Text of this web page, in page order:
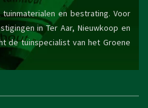
tuinmaterialen en bestrating. Voor
in Ter Aar, Nieuwkoop en
de tuinspecialist van het Groene